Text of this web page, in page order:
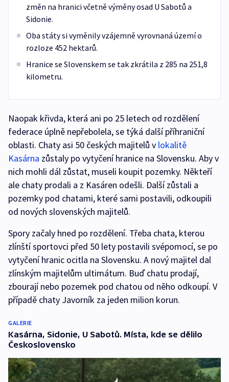
změn na hranici včetně výměny osad U Sabotů a
Sidonie.
Oba státy si vyměnily vzájemně vyrovnaná území o
rozloze 452 hektarů.
Hranice se Slovenskem se tak zkrátila z 285 na 251,8
kilometru.
Naopak křivda, která ani po 25 letech od rozdělení
federace úplně nepřebolela, se týká další příhraniční
oblasti. Chaty asi 50 českých majitelů v lokalitě
Kasárna zůstaly po vytyčení hranice na Slovensku. Aby v
nich mohli dál zůstat, museli koupit pozemky. Někteří
ale chaty prodali a z Kasáren odešli. Další zůstali a
pozemky pod chatami, které sami postavili, odkoupili
od nových slovenských majitelů.
Spory začaly hned po rozdělení. Třeba chata, kterou
zlínští sportovci před 50 lety postavili svépomocí, se po
vytyčení hranic ocitla na Slovensku. A nový majitel dal
zlínským majitelům ultimátum. Buď chatu prodají,
zbourají nebo pozemek pod chatou od něho odkoupí. V
případě chaty Javorník za jeden milion korun.
GALERIE
Kasárna, Sidonie, U Sabotů. Místa, kde se dělilo
Československo